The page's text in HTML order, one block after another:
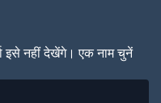
इसे नहीं देखेंगे। एक नाम चुनें